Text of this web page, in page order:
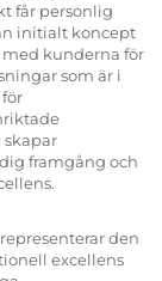
får personlig
initialt koncept
kunderna för
som är i
framgång och
den
excellens